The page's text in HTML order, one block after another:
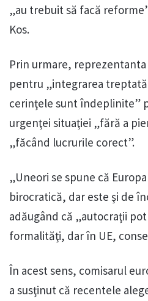
„au trebuit să facă
Kos.
Prin urmare,
pentru „integrarea
cerinţele sunt îndeplinite”
urgenţei situaţiei „fără a
„făcând lucrurile corect”.
„Uneori se spune că
birocratică, dar este şi de
adăugând că „autocraţii
formalităţi, dar în UE,
În acest sens, comisarul
a susţinut că recentele